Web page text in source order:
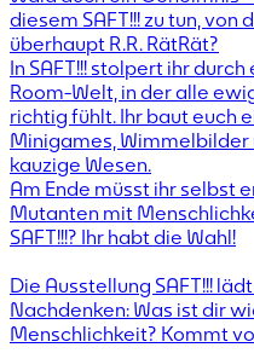
diesem SAFT!!! zu tun,
überhaupt R.R. RätRät?
In SAFT!!! stolpert ihr
Room-Welt, in der alle
richtig fühlt. Ihr baut euch
Minigames,
kauzige Wesen.
Am Ende müsst ihr selbst
Mutanten mit
SAFT!!!? Ihr habt die Wahl!
Die Ausstellung SAFT!!!
Nachdenken: Was ist dir
Menschlichkeit? Kommt